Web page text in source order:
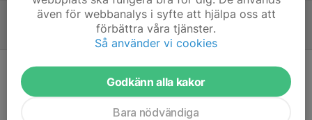
Inget referat skrivet
även för webbanalys i syfte att hjälpa oss att
förbättra våra tjänster.
Så använder vi cookies
Godkänn alla kakor
Bara nödvändiga